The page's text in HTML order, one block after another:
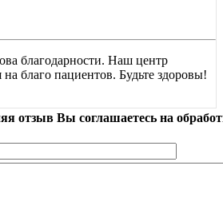
благодарности. Наш центр
на благо пациентов. Будьте здоровы!
Вы соглашаетесь на